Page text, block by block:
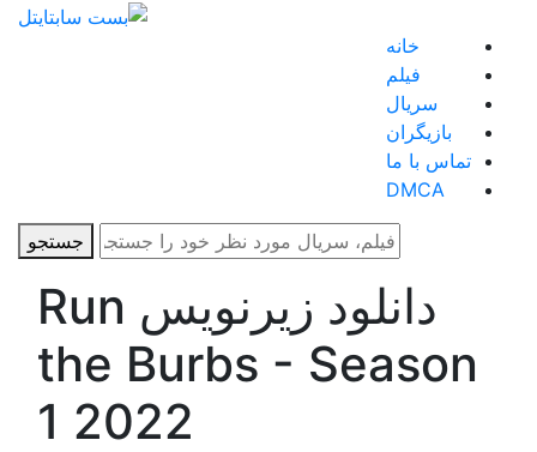
خانه
فیلم
سریال
بازیگران
تماس با ما
DMCA
جستجو
دانلود زیرنویس Run
the Burbs - Season
1 2022